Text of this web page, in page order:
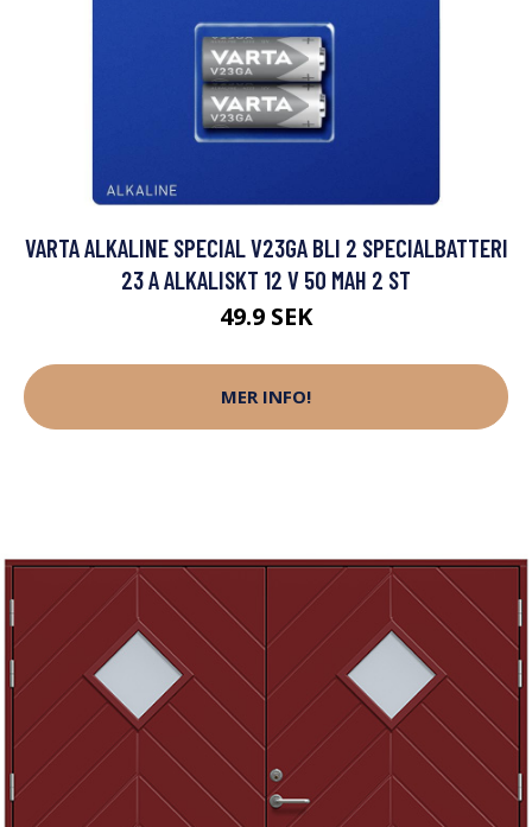
VARTA ALKALINE SPECIAL V23GA BLI 2 SPECIALBATTERI
23 A ALKALISKT 12 V 50 MAH 2 ST
49.9 SEK
MER INFO!